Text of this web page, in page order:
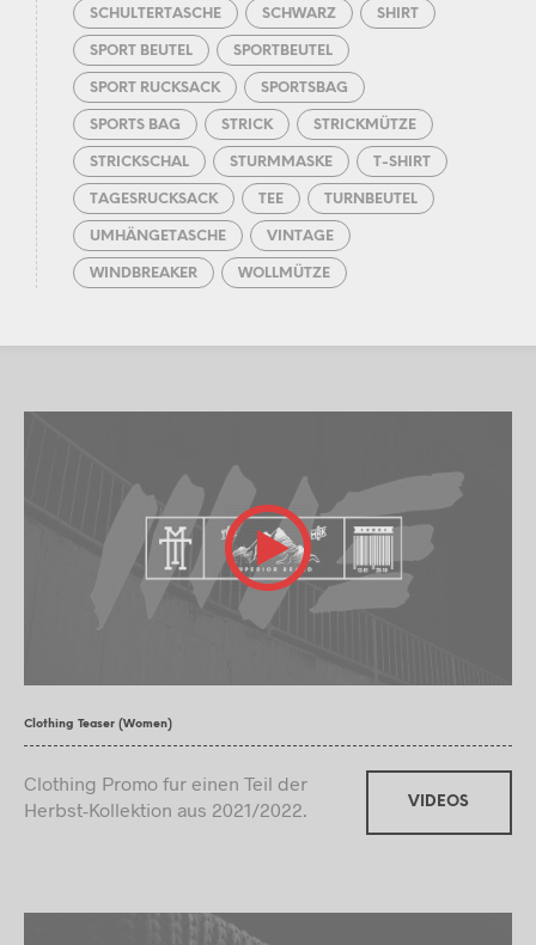
SCHULTERTASCHE SCHWARZ SHIRT
SPORT BEUTEL SPORTBEUTEL
SPORT RUCKSACK SPORTSBAG
SPORTS BAG STRICK STRICKMÜTZE
STRICKSCHAL STURMMASKE T-SHIRT
TAGESRUCKSACK TEE TURNBEUTEL
UMHÄNGETASCHE VINTAGE
WINDBREAKER WOLLMÜTZE
Clothing Teaser (Women)
Clothing Promo fur einen Teil der
Herbst-Kollektion aus 2021/2022.
VIDEOS